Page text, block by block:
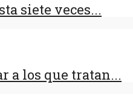
siete veces...
a los que tratan...